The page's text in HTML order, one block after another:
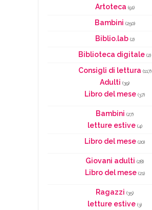
Artoteca (91)
Bambini (250)
Biblio.lab(2)
Biblioteca digitale (2)
Consigli di lettura (117)
Adulti (39)
Libro del mese (37)
Bambini (27)
letture estive(4)
Libro del mese (20)
Giovani adulti (28)
Libro del mese(21)
Ragazzi (35)
letture estive (3)